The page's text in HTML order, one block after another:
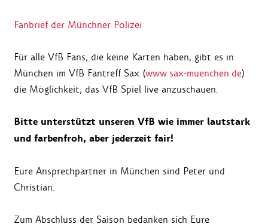
Fanbrief der Münchner Polizei
Für alle VfB Fans, die keine Karten haben, gibt es in
München im VfB Fantreff Sax (www.sax-muenchen.de)
die Möglichkeit, das VfB Spiel live anzuschauen.
Bitte unterstützt unseren VfB wie immer lautstark
und farbenfroh, aber jederzeit fair!
Eure Ansprechpartner in München sind Peter und
Christian.
Zum Abschluss der Saison bedanken sich Eure